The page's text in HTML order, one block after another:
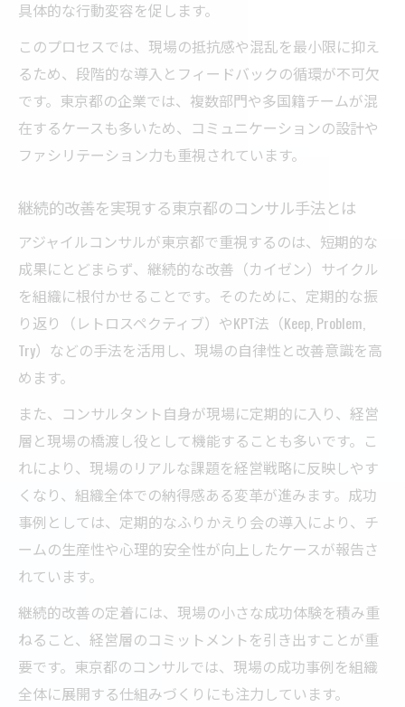
具体的な行動変容を促します。
このプロセスでは、現場の抵抗感や混乱を最小限に抑え
るため、段階的な導入とフィードバックの循環が不可欠
です。東京都の企業では、複数部門や多国籍チームが混
在するケースも多いため、コミュニケーションの設計や
ファシリテーション力も重視されています。
継続的改善を実現する東京都のコンサル手法とは
アジャイルコンサルが東京都で重視するのは、短期的な
成果にとどまらず、継続的な改善（カイゼン）サイクル
を組織に根付かせることです。そのために、定期的な振
り返り（レトロスペクティブ）やKPT法（Keep, Problem,
Try）などの手法を活用し、現場の自律性と改善意識を高
めます。
また、コンサルタント自身が現場に定期的に入り、経営
層と現場の橋渡し役として機能することも多いです。こ
れにより、現場のリアルな課題を経営戦略に反映しやす
くなり、組織全体での納得感ある変革が進みます。成功
事例としては、定期的なふりかえり会の導入により、チ
ームの生産性や心理的安全性が向上したケースが報告さ
れています。
継続的改善の定着には、現場の小さな成功体験を積み重
ねること、経営層のコミットメントを引き出すことが重
要です。東京都のコンサルでは、現場の成功事例を組織
全体に展開する仕組みづくりにも注力しています。